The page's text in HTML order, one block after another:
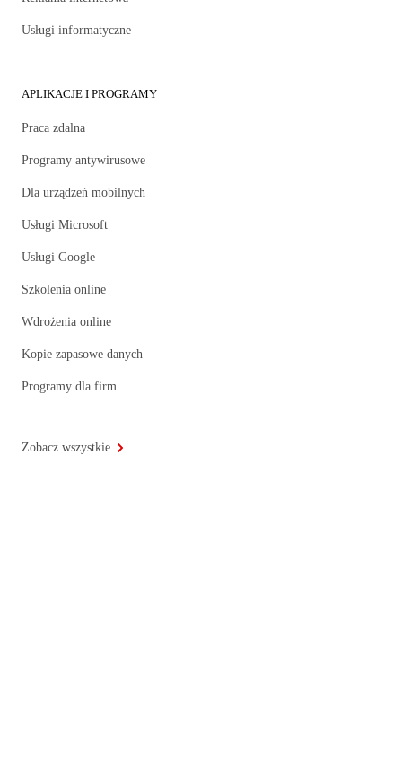
Usługi informatyczne
APLIKACJE I PROGRAMY
Praca zdalna
Programy antywirusowe
Dla urządzeń mobilnych
Usługi Microsoft
Usługi Google
Szkolenia online
Wdrożenia online
Kopie zapasowe danych
Programy dla firm
Zobacz wszystkie